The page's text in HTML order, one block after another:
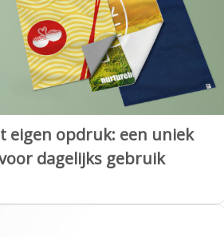
eigen opdruk: een uniek
dagelijks gebruik